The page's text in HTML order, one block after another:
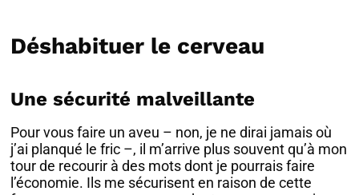
Déshabituer le cerveau
Une sécurité malveillante
Pour vous faire un aveu – non, je ne dirai jamais où
j’ai planqué le fric –, il m’arrive plus souvent qu’à mon
tour de recourir à des mots dont je pourrais faire
l’économie. Ils me sécurisent en raison de cette